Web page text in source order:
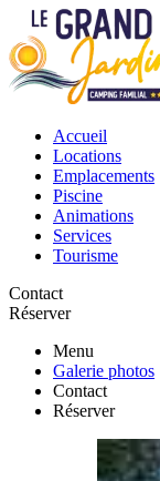
Accueil
Locations
Emplacements
Piscine
Animations
Services
Tourisme
Contact
Réserver
Menu
Galerie photos
Contact
Réserver